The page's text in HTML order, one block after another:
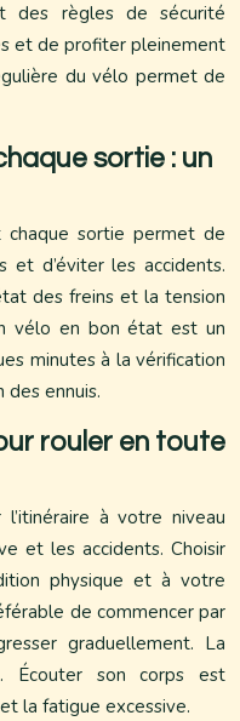
des règles de sécurité
et de profiter pleinement
du vélo permet de
sortie : un
sortie permet de
d’éviter les accidents.
des freins et la tension
vélo en bon état est un
minutes à la vérification
ennuis.
rouler en toute
à votre niveau
et les accidents. Choisir
physique et à votre
de commencer par
graduellement. La
Écouter son corps est
la fatigue excessive.